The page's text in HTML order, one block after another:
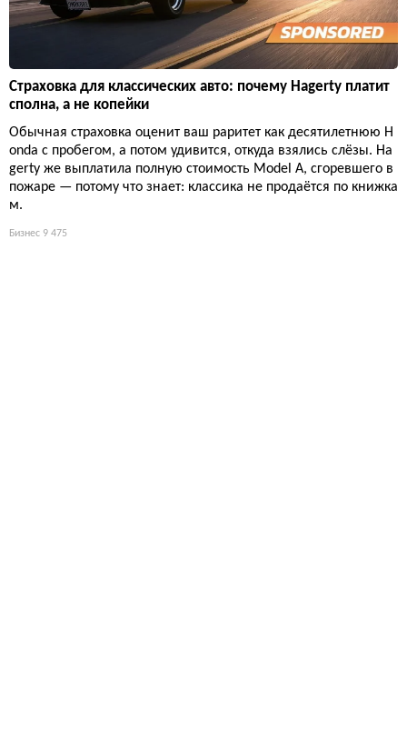
Страховка для классических авто: почему Hagerty платит
сполна, а не копейки
Обычная страховка оценит ваш раритет как десятилетнюю H
onda с пробегом, а потом удивится, откуда взялись слёзы. Ha
gerty же выплатила полную стоимость Model A, сгоревшего в
пожаре — потому что знает: классика не продаётся по книжка
м.
Бизнес 9 475